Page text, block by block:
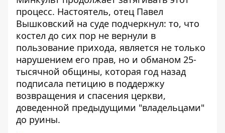
процесс. Настоятель, отец Павел
Вышковский на суде подчеркнул: то, что
костел до сих пор не вернули в
пользование прихода, является не только
нарушением его прав, но и обманом 25-
тысячной общины, которая год назад
подписала петицию в поддержку
возвращения и спасения церкви,
доведенной предыдущими "владельцами"
до руины.